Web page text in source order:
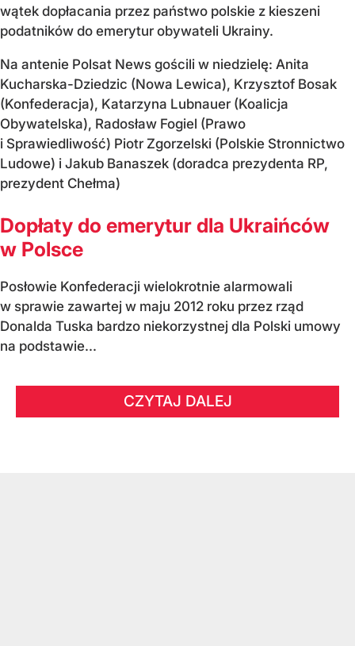
wątek dopłacania przez państwo polskie z kieszeni
podatników do emerytur obywateli Ukrainy.
Na antenie Polsat News gościli w niedzielę: Anita
Kucharska-Dziedzic (Nowa Lewica), Krzysztof Bosak
(Konfederacja), Katarzyna Lubnauer (Koalicja
Obywatelska), Radosław Fogiel (Prawo
i Sprawiedliwość) Piotr Zgorzelski (Polskie Stronnictwo
Ludowe) i Jakub Banaszek (doradca prezydenta RP,
prezydent Chełma)
Dopłaty do emerytur dla Ukraińców
w Polsce
Posłowie Konfederacji wielokrotnie alarmowali
w sprawie zawartej w maju 2012 roku przez rząd
Donalda Tuska bardzo niekorzystnej dla Polski umowy
na podstawie...
CZYTAJ DALEJ